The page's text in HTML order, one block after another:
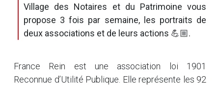
Village des Notaires et du Patrimoine vous
propose 3 fois par semaine, les portraits de
deux associations et de leurs actions 💪🏼.
France Rein est une association loi 1901
Reconnue d’Utilité Publique. Elle représente les 92